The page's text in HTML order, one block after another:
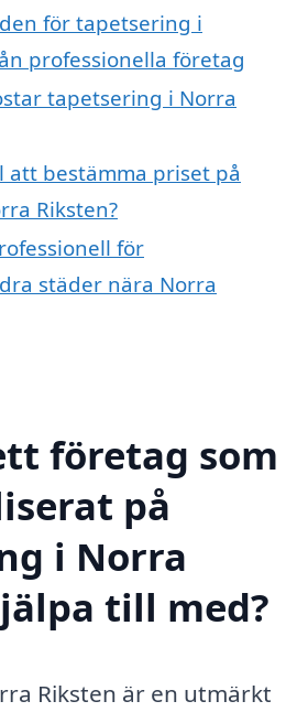
för tapetsering i
professionella företag
tapetsering i Norra
att bestämma priset på
Riksten?
för
städer nära Norra
företag som
på
i Norra
till med?
Riksten är en utmärkt